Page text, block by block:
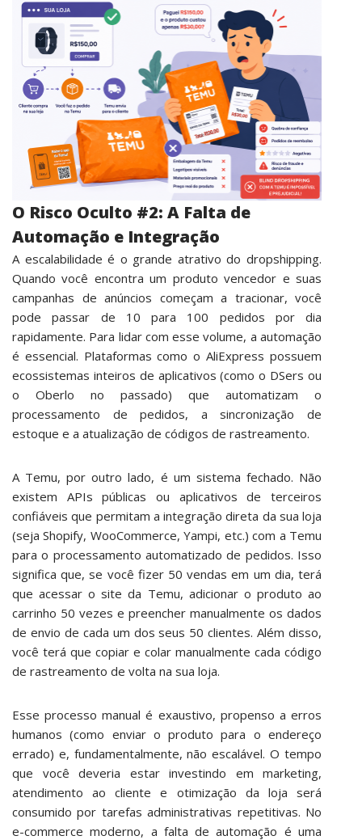
O Risco Oculto #2: A Falta de
Automação e Integração
A escalabilidade é o grande atrativo do dropshipping.
Quando você encontra um produto vencedor e suas
campanhas de anúncios começam a tracionar, você
pode passar de 10 para 100 pedidos por dia
rapidamente. Para lidar com esse volume, a automação
é essencial. Plataformas como o AliExpress possuem
ecossistemas inteiros de aplicativos (como o DSers ou
o Oberlo no passado) que automatizam o
processamento de pedidos, a sincronização de
estoque e a atualização de códigos de rastreamento.
A Temu, por outro lado, é um sistema fechado. Não
existem APIs públicas ou aplicativos de terceiros
confiáveis que permitam a integração direta da sua loja
(seja Shopify, WooCommerce, Yampi, etc.) com a Temu
para o processamento automatizado de pedidos. Isso
significa que, se você fizer 50 vendas em um dia, terá
que acessar o site da Temu, adicionar o produto ao
carrinho 50 vezes e preencher manualmente os dados
de envio de cada um dos seus 50 clientes. Além disso,
você terá que copiar e colar manualmente cada código
de rastreamento de volta na sua loja.
Esse processo manual é exaustivo, propenso a erros
humanos (como enviar o produto para o endereço
errado) e, fundamentalmente, não escalável. O tempo
que você deveria estar investindo em marketing,
atendimento ao cliente e otimização da loja será
consumido por tarefas administrativas repetitivas. No
e-commerce moderno, a falta de automação é uma